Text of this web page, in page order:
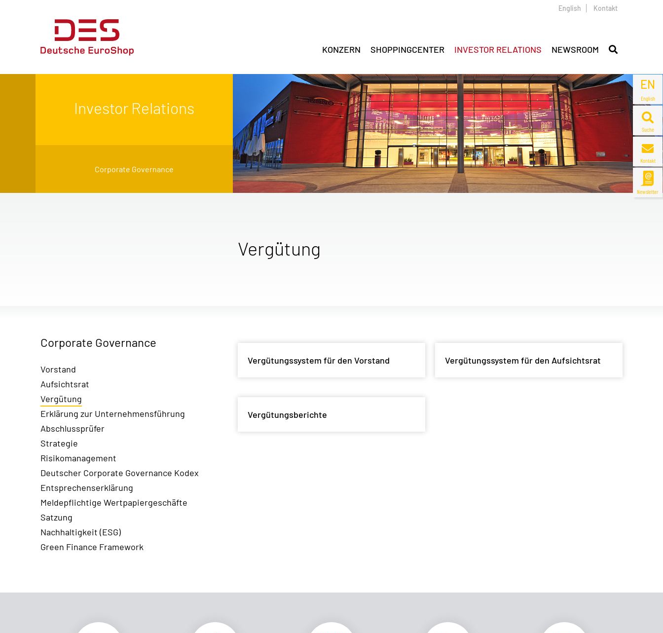
EN
English
Suche
Kontakt
Newsletter
English Kontakt
KONZERN SHOPPINGCENTER INVESTOR RELATIONS NEWSROOM
Investor Relations
Corporate Governance
Vergütung
Corporate Governance
Vorstand
Aufsichtsrat
Vergütung
Erklärung zur Unternehmensführung
Abschlussprüfer
Strategie
Risikomanagement
Deutscher Corporate Governance Kodex
Entsprechenserklärung
Meldepflichtige Wertpapiergeschäfte
Satzung
Nachhaltigkeit (ESG)
Green Finance Framework
Vergütungssystem für den Vorstand
Vergütungsberichte
Vergütungssystem für den Aufsichtsrat